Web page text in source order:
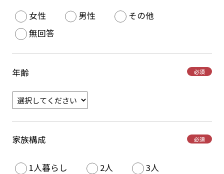
女性 男性
その他
無回答
年齢 必須
家族構成 必須
1人暮らし 2人
3人